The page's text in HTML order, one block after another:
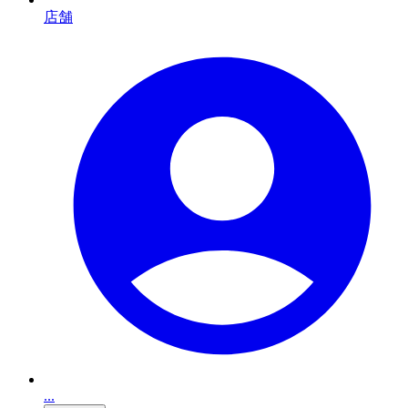
店舗
...